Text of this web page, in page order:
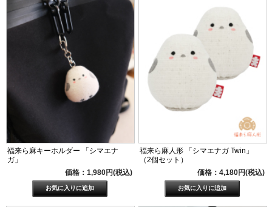
福来ら麻キーホルダー 「シマエナ
ガ」
価格：1,980円(税込)
福来ら麻人形 「シマエナガ Twin」
（2個セット）
価格：4,180円(税込)